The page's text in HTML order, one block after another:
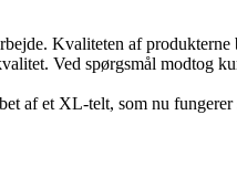
Kvaliteten af
Ved spørgsmål modtog
af et XL-telt, som nu